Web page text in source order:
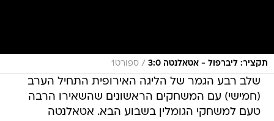
תקציר: ליברפול - אטאלנטה 3:0 / ספורט1
שלב רבע הגמר של הליגה האירופית התחיל הערב
(חמישי) עם המשחקים הראשונים שהשאירו הרבה
טעם למשחקי הגומלין בשבוע הבא. אטאלנטה